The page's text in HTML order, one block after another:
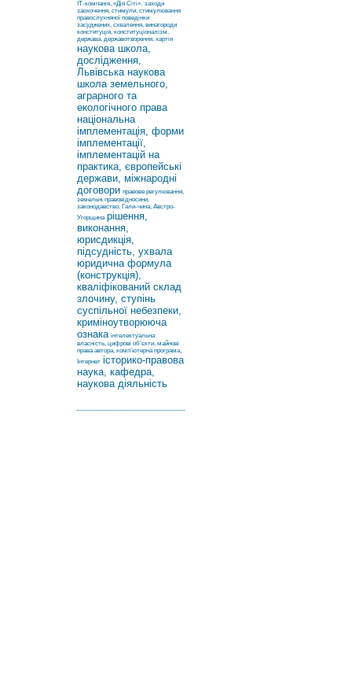
ІТ-компанія, «Дія Сіті». заходи
заохочення, стимули, стимулювання
правослухняної поведінки
засуджених, схвалення, винагороди
конституція, конституціоналізм,
держава, державотворення, хартія
наукова школа,
дослідження,
Львівська наукова
школа земельного,
аграрного та
екологічного права
національна
імплементація, форми
імплементації,
імплементацій на
практика, європейські
держави, міжнародні
договори правове регулювання,
земельні правовідносини,
законодавство, Гали-чина, Австро-
Угорщина рішення,
виконання,
юрисдикція,
підсудність, ухвала
юридична формула
(конструкція),
кваліфікований склад
злочину, ступінь
суспільної небезпеки,
криміноутворююча
ознака інтелектуальна
власність, цифрові об’єкти, майнові
права автора, комп’ютерна програма,
Інтернет історико-правова
наука, кафедра,
наукова діяльність